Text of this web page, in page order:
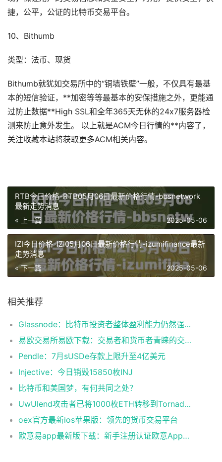
捷，公平，公证的比特币交易平台。
10、Bithumb
类型：法币、现货
Bithumb就犹如交易所中的“铜墙铁壁”一般，不仅具有最基
本的短信验证，**加密等等最基本的安保措施之外，更能通
过防止数据**High SSL和全年365天无休的24x7服务器检
测来防止意外发生。 以上就是ACM今日行情的**内容了，
关注收藏本站将获取更多ACM相关内容。
RTB今日价格-RTB05月06日最新价格行情-bbsnetwork
最新走势消息
« 上一篇 2025-05-06
IZI今日价格-IZI05月06日最新价格行情-izumifinance最新
走势消息
« 下一篇 2025-05-06
相关推荐
Glassnode：比特币投资者整体盈利能力仍然强劲，更大的波动即将到来
易欧交易所易欧下载：交易者和货币者青睐的交易平台
Pendle：7月sUSDe存款上限升至4亿美元
Injective：今日销毁15850枚INJ
比特币和美国梦，有何共同之处？
UwUlend攻击者已将1000枚ETH转移到Tornado Cash
oex官方最新ios苹果版：领先的货币交易平台
欧意易app最新版下载：新手注册认证欧意App下载操作教程